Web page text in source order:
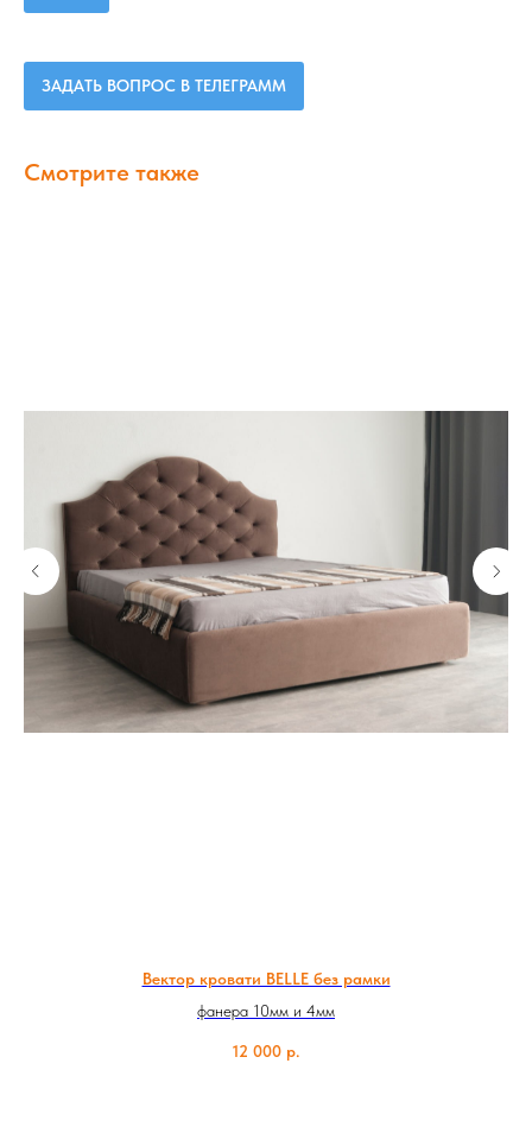
ЗАДАТЬ ВОПРОС В ТЕЛЕГРАММ
Смотрите также
Вектор кровати BELLE без рамки
фанера 10мм и 4мм
12 000 р.